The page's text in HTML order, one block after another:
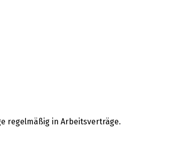
regelmäßig in Arbeitsverträge.